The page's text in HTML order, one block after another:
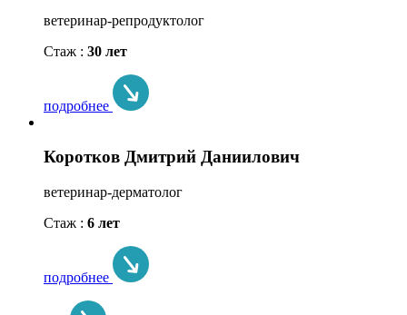
ветеринар-репродуктолог
Стаж : 30 лет
подробнее
Коротков Дмитрий Даниилович
ветеринар-дерматолог
Стаж : 6 лет
подробнее